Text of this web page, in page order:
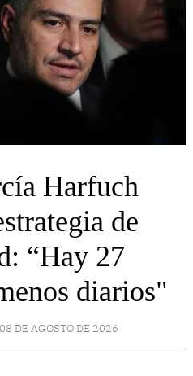
Harfuch
de
“Hay 27
diarios"
DE AGOSTO DE 2026